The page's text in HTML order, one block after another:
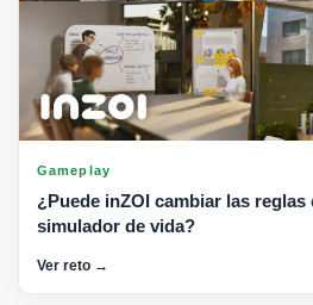
Gameplay
¿Puede inZOI cambiar las
simulador de vida?
Ver reto →